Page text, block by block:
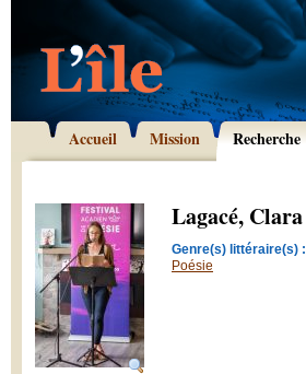
Accueil Mission Recherche
Lagacé, Clara
Genre(s) littéraire(s) :
Poésie